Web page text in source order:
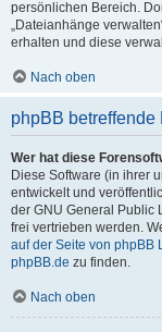
persönlichen Bereich.
„Dateianhänge
erhalten und diese
Nach oben
phpBB betreffende
Wer hat diese
Diese Software (in ihrer
entwickelt und
der GNU General Public
frei vertrieben werden.
auf der Seite von phpBB
phpBB.de zu finden.
Nach oben